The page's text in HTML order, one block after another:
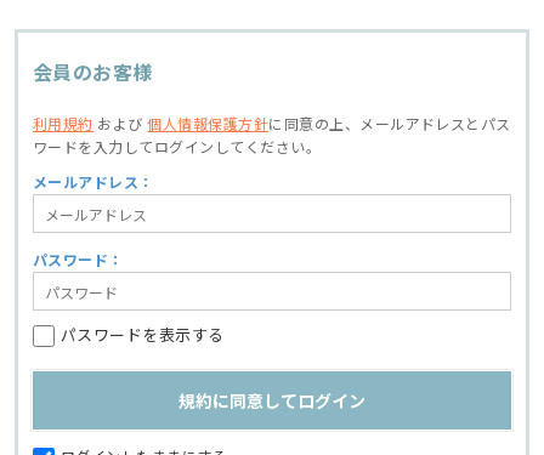
会員のお客様
利用規約 および個人情報保護方針に同意の上、
メールアドレスとパス
ワードを入力してログインしてください。
メールアドレス：
パスワード：
パスワードを表示する